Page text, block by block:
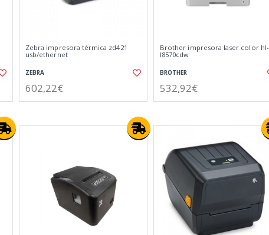
Zebra impresora térmica zd421
usb/ethernet
ZEBRA
602,22€
Brother impresora laser color hl-
l8570cdw
BROTHER
532,92€